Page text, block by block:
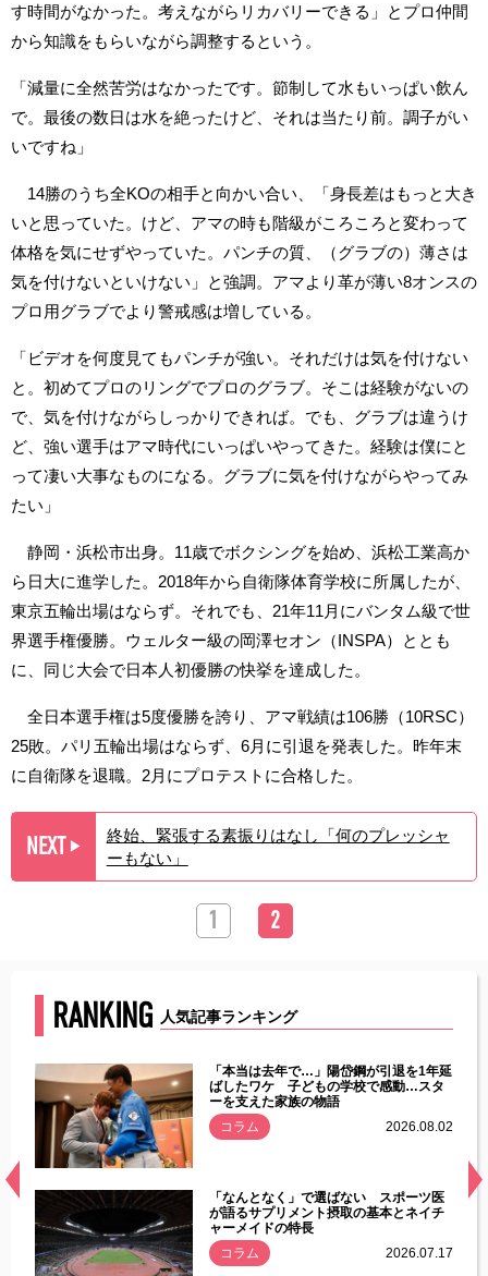
す時間がなかった。考えながらリカバリーできる」とプロ仲間
から知識をもらいながら調整するという。
「減量に全然苦労はなかったです。節制して水もいっぱい飲ん
で。最後の数日は水を絶ったけど、それは当たり前。調子がい
いですね」
14勝のうち全KOの相手と向かい合い、「身長差はもっと大き
いと思っていた。けど、アマの時も階級がころころと変わって
体格を気にせずやっていた。パンチの質、（グラブの）薄さは
気を付けないといけない」と強調。アマより革が薄い8オンスの
プロ用グラブでより警戒感は増している。
「ビデオを何度見てもパンチが強い。それだけは気を付けない
と。初めてプロのリングでプロのグラブ。そこは経験がないの
で、気を付けながらしっかりできれば。でも、グラブは違うけ
ど、強い選手はアマ時代にいっぱいやってきた。経験は僕にと
って凄い大事なものになる。グラブに気を付けながらやってみ
たい」
静岡・浜松市出身。11歳でボクシングを始め、浜松工業高か
ら日大に進学した。2018年から自衛隊体育学校に所属したが、
東京五輪出場はならず。それでも、21年11月にバンタム級で世
界選手権優勝。ウェルター級の岡澤セオン（INSPA）ととも
に、同じ大会で日本人初優勝の快挙を達成した。
全日本選手権は5度優勝を誇り、アマ戦績は106勝（10RSC）
25敗。パリ五輪出場はならず、6月に引退を発表した。昨年末
に自衛隊を退職。2月にプロテストに合格した。
NEXT ▶︎
終始、緊張する素振りはなし「何のプレッシャ
ーもない」
1 2
RANKING 人気記事ランキング
常
「本当は去年で…」陽岱鋼が引退を1年延
ばしたワケ 子どもの学校で感動…スタ
ーを支えた家族の物語
コラム
2026.08.02
「なんとなく」で選ばない スポーツ医
が語るサプリメント摂取の基本とネイチ
ャーメイドの特長
コラム
2026.07.17